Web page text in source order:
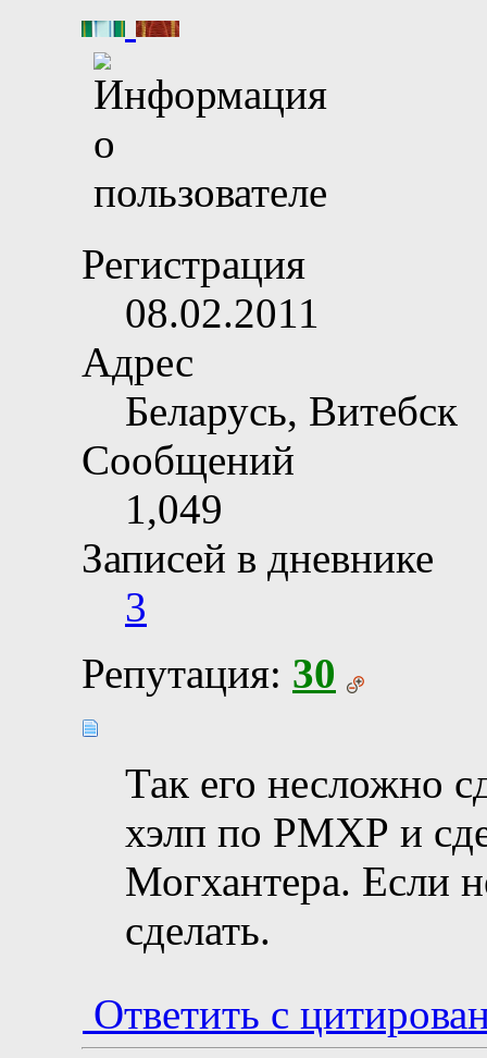
Регистрация
08.02.2011
Адрес
Беларусь, Витебск
Сообщений
1,049
Записей в дневнике
3
Репутация: 30
Так его несложно
хэлп по РМХР и
Могхантера. Если
сделать.
Ответить с